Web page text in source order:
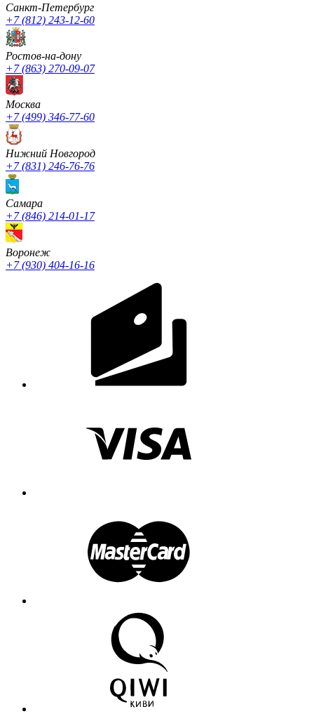
Санкт-Петербург
+7 (812) 243-12-60
Ростов-на-дону
+7 (863) 270-09-07
Москва
+7 (499) 346-77-60
Нижний Новгород
+7 (831) 246-76-76
Cамара
+7 (846) 214-01-17
Воронеж
+7 (930) 404-16-16